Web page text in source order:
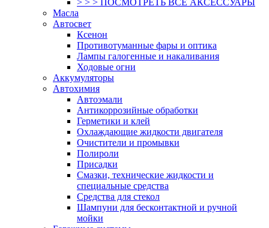
Масла
Автосвет
Ксенон
Противотуманные фары и оптика
Лампы галогенные и накаливания
Ходовые огни
Аккумуляторы
Автохимия
Автоэмали
Антикоррозийные обработки
Герметики и клей
Охлаждающие жидкости двигателя
Очистители и промывки
Полироли
Присадки
Смазки, технические жидкости и
специальные средства
Средства для стекол
Шампуни для бесконтактной и ручной
мойки